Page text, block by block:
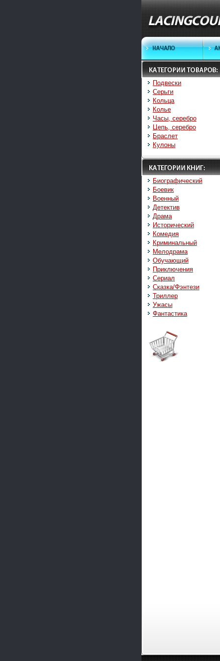
Подвески
Серьги
Кольца
Колье
Часы, серебро
Цепь, серебро
Браслет
Кулоны
Биографический
Боевик
Военный
Детектив
Драма
Исторический
Комедия
Криминальный
Мелодрама
Обучающий
Приключения
Сериал
Сказка/Фэнтези
Триллер
Ужасы
Фантастика